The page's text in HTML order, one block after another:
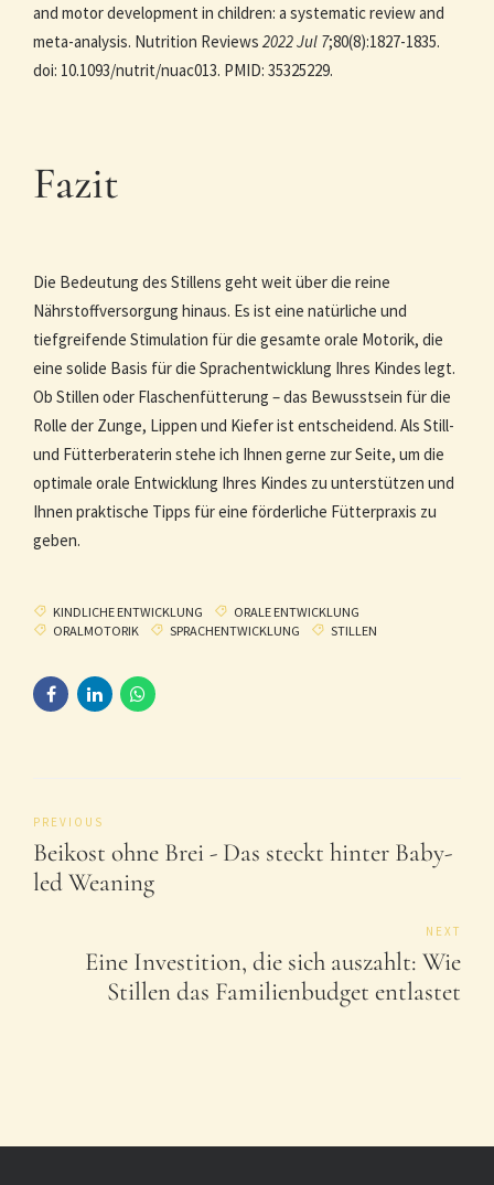
and motor development in children: a systematic review and
meta-analysis. Nutrition Reviews 2022 Jul 7;80(8):1827-1835.
doi: 10.1093/nutrit/nuac013. PMID: 35325229.
Fazit
Die Bedeutung des Stillens geht weit über die reine
Nährstoffversorgung hinaus. Es ist eine natürliche und
tiefgreifende Stimulation für die gesamte orale Motorik, die
eine solide Basis für die Sprachentwicklung Ihres Kindes legt.
Ob Stillen oder Flaschenfütterung – das Bewusstsein für die
Rolle der Zunge, Lippen und Kiefer ist entscheidend. Als Still-
und Fütterberaterin stehe ich Ihnen gerne zur Seite, um die
optimale orale Entwicklung Ihres Kindes zu unterstützen und
Ihnen praktische Tipps für eine förderliche Fütterpraxis zu
geben.
KINDLICHE ENTWICKLUNG
ORALE ENTWICKLUNG
ORALMOTORIK
SPRACHENTWICKLUNG STILLEN
PREVIOUS
Beikost ohne Brei - Das steckt hinter Baby-
led Weaning
NEXT
Eine Investition, die sich auszahlt: Wie
Stillen das Familienbudget entlastet